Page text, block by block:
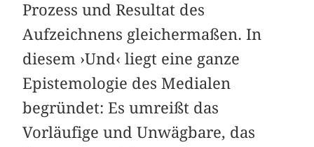
Prozess und Resultat des
Aufzeichnens gleichermaßen. In
diesem ›Und‹ liegt eine ganze
Epistemologie des Medialen
begründet: Es umreißt das
Vorläufige und Unwägbare, das